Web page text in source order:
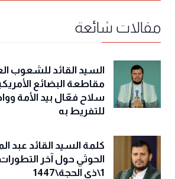
مقالات شائعة
السيد القائد للشعوب
مقاطعة البضائع
سلاح فعّال بيد الأمة
للتفريط به
كلمة السيد القائد عبد
الحوثي حول آخر
1\ذي الحجة\1447